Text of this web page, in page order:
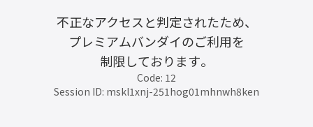
不正なアクセスと判定されたため、
プレミアムバンダイのご利用を
制限しております。
Code: 12
Session ID: mskl1xnj-251hog01mhnwh8ken